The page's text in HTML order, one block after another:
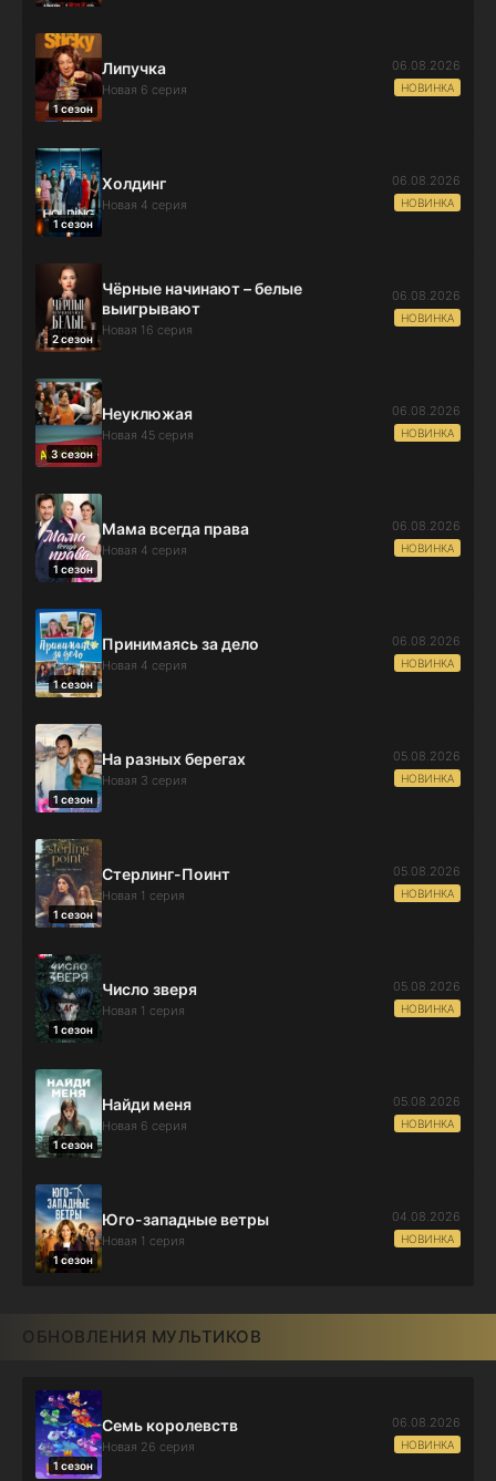
1 сезон
Липучка
Новая 6 серия
06.08.2026
НОВИНКА
1 сезон
Холдинг
Новая 4 серия
06.08.2026
НОВИНКА
2 сезон
Чёрные начинают – белые
выигрывают
Новая 16 серия
06.08.2026
НОВИНКА
3 сезон
Неуклюжая
Новая 45 серия
06.08.2026
НОВИНКА
1 сезон
Мама всегда права
Новая 4 серия
06.08.2026
НОВИНКА
1 сезон
Принимаясь за дело
Новая 4 серия
06.08.2026
НОВИНКА
1 сезон
На разных берегах
Новая 3 серия
05.08.2026
НОВИНКА
1 сезон
Стерлинг-Поинт
Новая 1 серия
05.08.2026
НОВИНКА
1 сезон
Число зверя
Новая 1 серия
05.08.2026
НОВИНКА
1 сезон
Найди меня
Новая 6 серия
05.08.2026
НОВИНКА
1 сезон
Юго-западные ветры
Новая 1 серия
04.08.2026
НОВИНКА
ОБНОВЛЕНИЯ МУЛЬТИКОВ
1 сезон
Семь королевств
Новая 26 серия
06.08.2026
НОВИНКА